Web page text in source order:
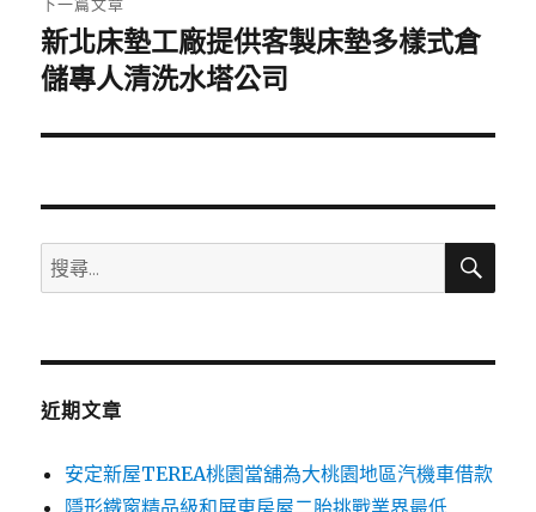
下
一
文
新北床墊工廠提供客製床墊多樣式倉
儲專人清洗水塔公司
搜
尋
鍵
搜
近期文章
安定新屋TEREA桃園當舖為大桃園地區汽機車借款